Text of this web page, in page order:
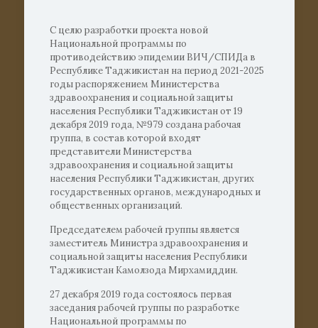
С целю разработки проекта новой
Национальной программы по
противодействию эпидемии ВИЧ/СПИДа в
Республике Таджикистан на период 2021-2025
годы распоряжением Министерства
здравоохранения и социальной защиты
населения Республики Таджикистан от 19
декабря 2019 года, №979 создана рабочая
группа, в состав которой входят
представители Министерства
здравоохранения и социальной защиты
населения Республики Таджикистан, других
государственных органов, международных и
общественных организаций.
Председателем рабочей группы является
заместитель Министра здравоохранения и
социальной защиты населения Республики
Таджикистан Камолзода Мирхамиддин.
27 декабря 2019 года состоялось первая
заседания рабочей группы по разработке
Национальной программы по